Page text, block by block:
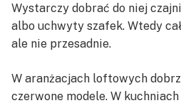
Wystarczy dobrać do niej
albo uchwyty szafek. Wtedy
ale nie przesadnie.
W aranżacjach loftowych
czerwone modele. W